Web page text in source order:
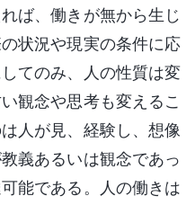
ば、働きが無から生じ
状況や現実の条件に応
てのみ、人の性質は変
観念や思考も変えるこ
人が見、経験し、想像
義あるいは観念であっ
能である。人の働きは